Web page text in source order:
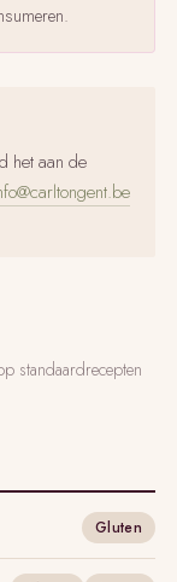
het aan de
standaardrecepten
Gluten